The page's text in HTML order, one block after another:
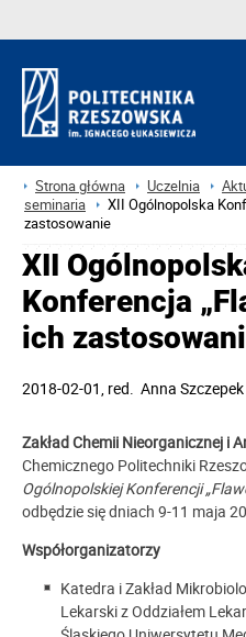
Strona główna Uczelnia
seminaria
XII Ogólnopolska
zastosowanie
XII
Konferencja
ich
2018-02-01, red. Anna Szczepek
Zakład Chemii Nieorganicznej i
Chemicznego Politechniki
Ogólnopolskiej Konferencji
odbędzie się dniach 9-11 maja
Współorganizatorzy
Katedra i Zakład
Lekarski z Oddziałem